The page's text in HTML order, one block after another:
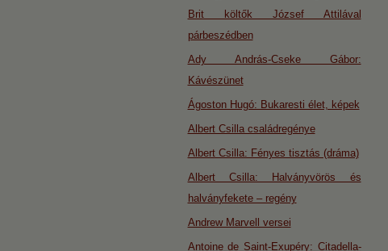
Brit költők József Attilával
párbeszédben
Ady András-Cseke Gábor:
Kávészünet
Ágoston Hugó: Bukaresti élet, képek
Albert Csilla családregénye
Albert Csilla: Fényes tisztás (dráma)
Albert Csilla: Halványvörös és
halványfekete – regény
Andrew Marvell versei
Antoine de Saint-Exupéry: Citadella-